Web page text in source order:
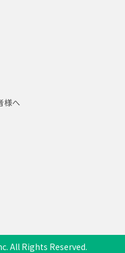
様へ
All Rights Reserved.